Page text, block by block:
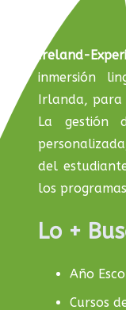
Ireland-
inmersión
Irlanda, para
La gestión
del
los
Lo +
Año
Cursos